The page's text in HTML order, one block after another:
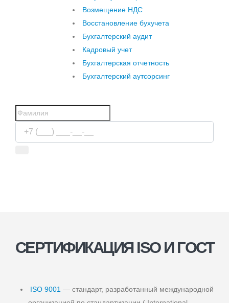
Возмещение НДС
Восстановление бухучета
Бухгалтерский аудит
Кадровый учет
Бухгалтерская отчетность
Бухгалтерский аутсорсинг
СЕРТИФИКАЦИЯ ISO И ГОСТ
ISO 9001 — стандарт, разработанный международной